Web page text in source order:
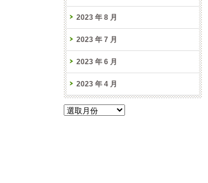
2023 年 8 月
2023 年 7 月
2023 年 6 月
2023 年 4 月